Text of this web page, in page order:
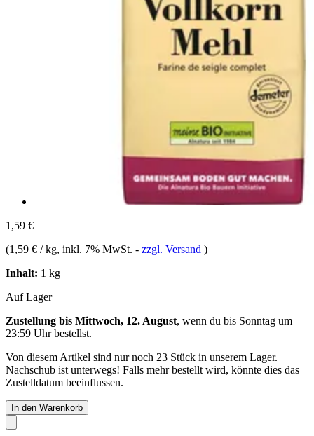
1,59 €
(1,59 € / kg, inkl. 7% MwSt. - zzgl. Versand )
Inhalt: 1 kg
Auf Lager
Zustellung bis Mittwoch, 12. August, wenn du bis Sonntag um
23:59 Uhrbestellst.
Von diesem Artikel sind nur noch 23 Stück in unserem Lager.
Nachschub ist unterwegs! Falls mehr bestellt wird, könnte dies das
Zustelldatum beeinflussen.
In den Warenkorb